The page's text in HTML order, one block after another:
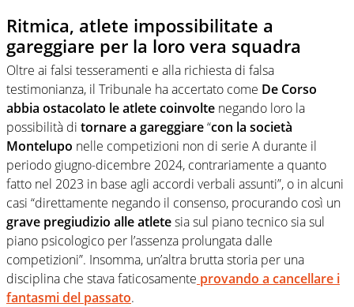
Ritmica, atlete impossibilitate a
gareggiare per la loro vera squadra
Oltre ai falsi tesseramenti e alla richiesta di falsa
testimonianza, il Tribunale ha accertato come De Corso
abbia ostacolato le atlete coinvolte negando loro la
possibilità di tornare a gareggiare“con la società
Montelupo nelle competizioni non di serie A durante il
periodo giugno-dicembre 2024, contrariamente a quanto
fatto nel 2023 in base agli accordi verbali assunti”, o in alcuni
casi “direttamente negando il consenso, procurando così un
grave pregiudizio alle atletesia sul piano tecnico sia sul
piano psicologico per l’assenza prolungata dalle
competizioni”. Insomma, un’altra brutta storia per una
disciplina che stava faticosamente provando a cancellare i
fantasmi del passato.